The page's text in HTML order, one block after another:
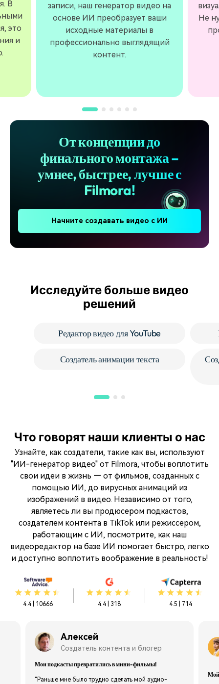
В
это
и
записи, наш генератор видео на
основе ИИ преобразует ваши
исходные материалы в
профессионально выглядящий
контент.
Не
От концепции до
финального монтажа –
умнее, быстрее, лучше с
Filmora!
Начните создавать видео с ИИ
Исследуйте больше видео
решений
Редактор видео для YouTube
Создатель анимации текста
Что говорят наши клиенты о нас
Узнайте, как создатели, такие как вы, используют
"ИИ-генератор видео" от Filmora, чтобы воплотить
свои идеи в жизнь — от фильмов, созданных с
помощью ИИ, до вирусных анимаций из
изображений в видео. Независимо от того,
являетесь ли вы продюсером подкастов,
создателем контента в TikTok или режиссером,
работающим с ИИ, посмотрите, как наш
видеоредактор на базе ИИ помогает быстро, легко
и доступно воплотить воображение в реальность!
4.4 | 10666 4.4 | 318 4.5 | 714
Алексей
Создатель контента и блогер
Мои подкасты превратились в мини-фильмы!
"Раньше мне было трудно сделать мой аудио-
Мой